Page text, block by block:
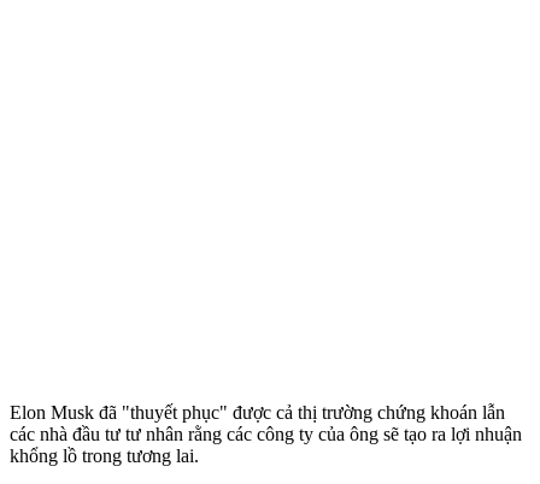
Elon Musk đã "thuyết phục" được cả thị trường chứng khoán lẫn
các nhà đầu tư tư nhân rằng các công ty của ông sẽ tạo ra lợi nhuận
khổng lồ trong tương lai.